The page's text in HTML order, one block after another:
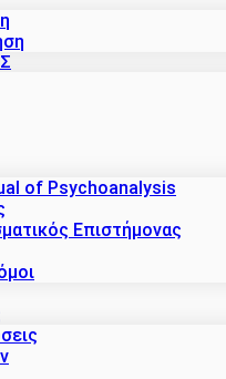
of Psychoanalysis
Επιστήμονας